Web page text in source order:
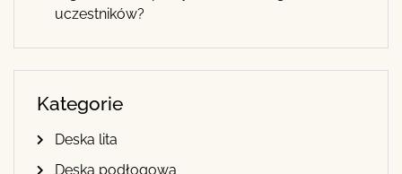
uczestników?
Kategorie
Deska lita
Deska podłogowa